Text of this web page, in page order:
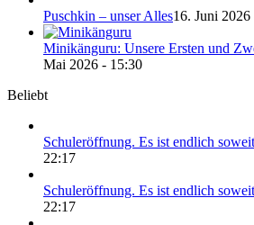
Puschkin – unser Alles16. Juni
Minikänguru: Unsere Ersten und
Mai 2026 - 15:30
Beliebt
Schuleröffnung. Es ist endlich
22:17
Schuleröffnung. Es ist endlich
22:17